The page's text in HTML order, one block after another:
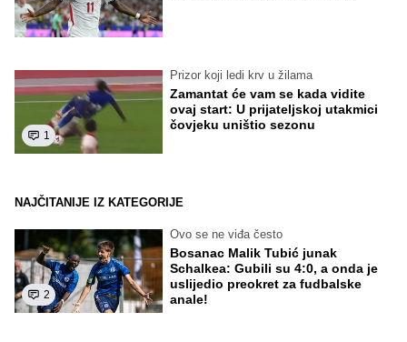
1
Prizor koji ledi krv u žilama
Zamantat će vam se kada vidite
ovaj start: U prijateljskoj utakmici
čovjeku uništio sezonu
NAJČITANIJE IZ KATEGORIJE
2
Ovo se ne viđa često
Bosanac Malik Tubić junak
Schalkea: Gubili su 4:0, a onda je
uslijedio preokret za fudbalske
anale!